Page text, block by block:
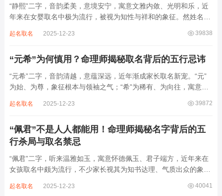
“静熙”二字，音韵柔美，意境安宁，寓意文雅内敛、光明和乐，近
年来在女婴取名中极为流行，被视为知性与祥和的象征。然姓名命
象，实藏金水偏寒、火气受制之弊，若不顾八字强弱，盲目套用，
39838
起名取名 2025-12-23
“元希”为何慎用？命理师揭秘取名背后的五行忌讳
“元希”二字，音韵清越，意蕴深远，近年渐成家长取名新宠。“元”
为始、为尊，象征根本与领袖之气；“希”为稀有、为向往，寓意卓
象。然姓名非止文雅，实为命理气场之枢纽。一字之选，关乎运途
39872
起名取名 2025-12-23
“佩君”不是人人都能用！命理师揭秘名字背后的五
行杀局与取名禁忌
“佩君”二字，听来温雅如玉，寓意怀德佩玉、君子端方，近年来在
女孩取名中颇为流行，不少家长视其为知书达理、气质出众的象
察“佩君”之象，实藏金气过旺、木土受制之局，若不顾命主五行强
40041
起名取名 2025-12-23